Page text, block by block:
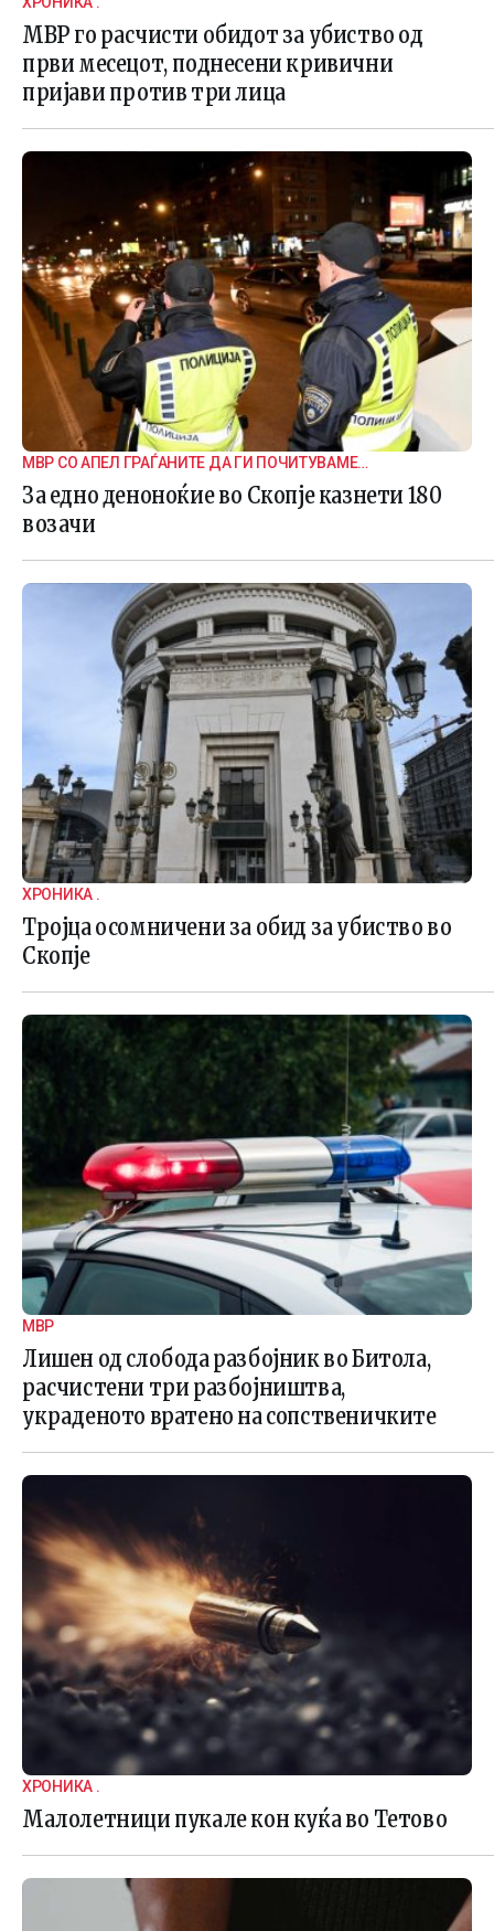
МВР го расчисти обидот за убиство од
први месецот, поднесени кривични
пријави против три лица
МВР СО АПЕЛ ГРАЃАНИТЕ ДА ГИ ПОЧИТУВАМЕ
СООБРАЌАЈНИТЕ ПРАВИЛА
За едно деноноќие во Скопје казнети 180
возачи
ХРОНИКА .
Тројца осомничени за обид за убиство во
Скопје
МВР
Лишен од слобода разбојник во Битола,
расчистени три разбојништва,
украденото вратено на сопственичките
ХРОНИКА .
Малолетници пукале кон куќа во Тетово